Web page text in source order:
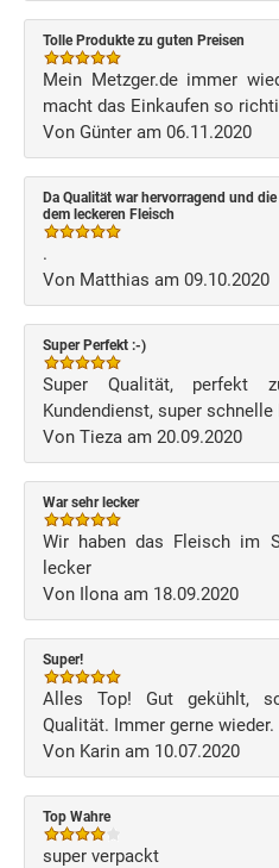
Tolle Produkte zu guten Preisen
Mein Metzger.de immer
macht das Einkaufen so
Von Günter am 06.11.2020
Da Qualität war hervorragend und
dem leckeren Fleisch
.
Von Matthias am 09.10.2020
Super Perfekt :-)
Super Qualität, perfekt
Kundendienst, super
Von Tieza am 20.09.2020
War sehr lecker
Wir haben das Fleisch im
lecker
Von Ilona am 18.09.2020
Super!
Alles Top! Gut gekühlt,
Qualität. Immer gerne wieder.
Von Karin am 10.07.2020
Top Wahre
super verpackt